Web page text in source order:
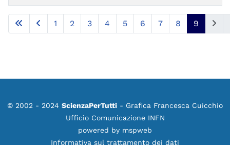
Pagina 9 di 9
1 2 3 4 5 6 7 8 9
© 2002 - 2024 ScienzaPerTutti - Grafica Francesca Cuicchio
Ufficio Comunicazione INFN
powered by mspweb
Informativa sul trattamento dei dati